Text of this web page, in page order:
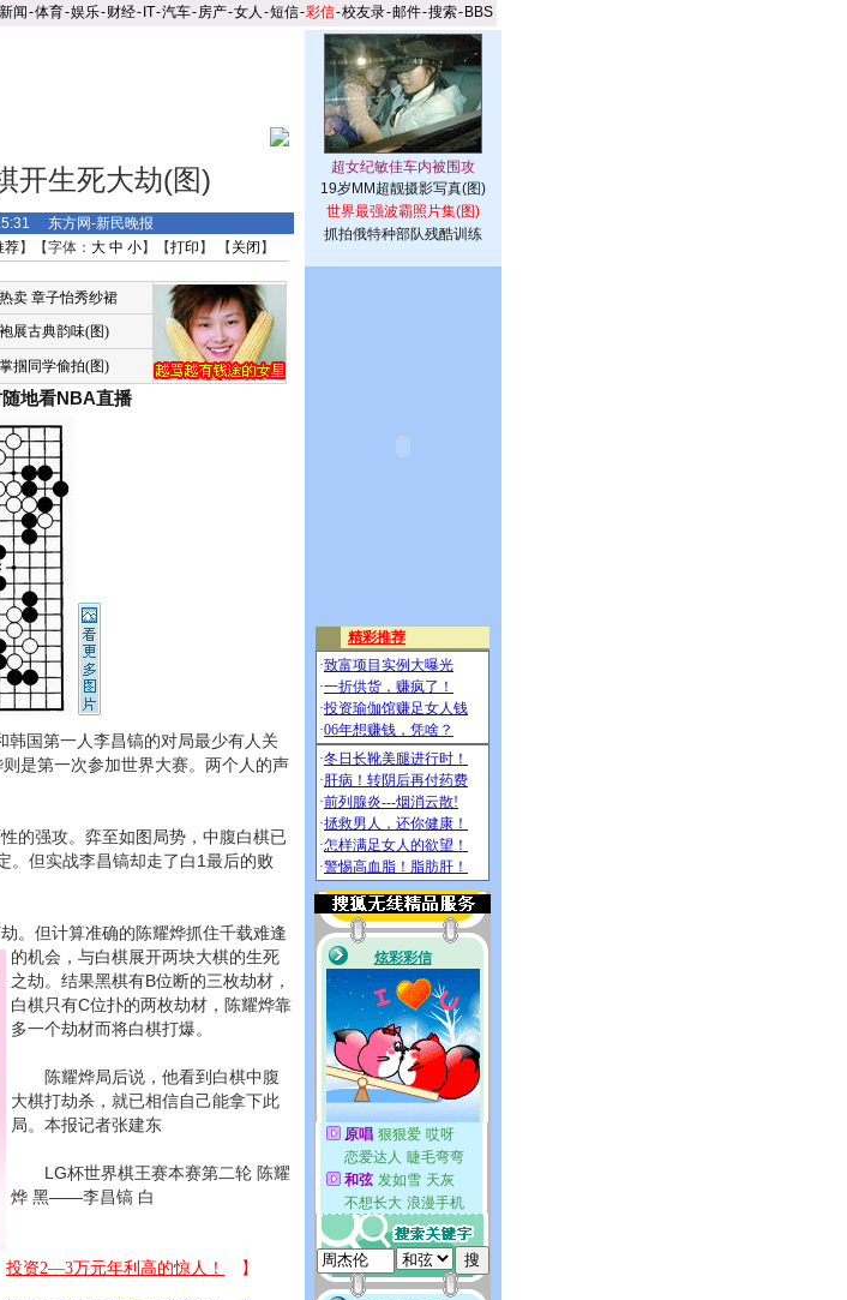
新闻-体育-娱乐-财经- IT-汽车-房产-女人 -短信-彩信-校友录-邮件-搜索- BBS
开生死大劫(图)
东方网-新民晚报
荐】【字体： 大 中 小】【打印 】 【 关闭 】
卖 章子怡秀纱裙
展古典韵味(图)
掴同学偷拍(图)
地看NBA直播
国第一人李昌镐的对局最少有人关
是第一次参加世界大赛。两个人的声
强攻。弈至如图局势，中腹白棋已
。但实战李昌镐却走了白1最后的败
。 但计算准确的陈耀烨抓住千载难逢
的机会，与白棋展开两块大棋的生死
之劫。结果黑棋有B位断的三枚劫材，
白棋只有C位扑的两枚劫材，陈耀烨靠
多一个劫材而将白棋打爆。
陈耀烨局后说，他看到白棋中腹
大棋打劫杀，就已相信自己能拿下此
局。本报记者张建东
LG杯世界棋王赛本赛第二轮 陈耀
烨 黑——李昌镐 白
19岁MM超靓摄影写真(图)
世界最强波霸照片集(图)
抓拍俄特种部队残酷训练